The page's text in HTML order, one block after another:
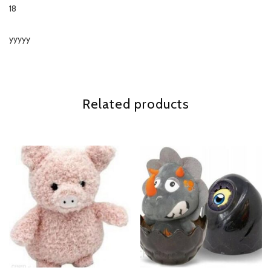
18
yyyyy
Related products